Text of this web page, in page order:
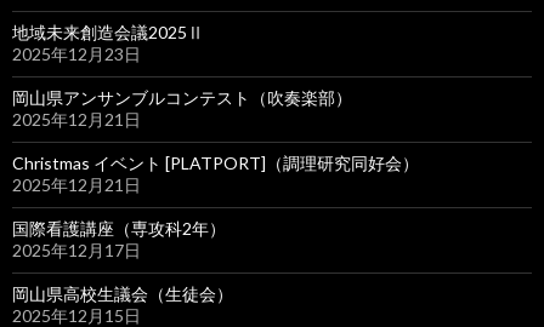
地域未来創造会議2025Ⅱ
2025年12月23日
岡山県アンサンブルコンテスト（吹奏楽部）
2025年12月21日
Christmas イベント [PLATPORT]（調理研究同好会）
2025年12月21日
国際看護講座（専攻科2年）
2025年12月17日
岡山県高校生議会（生徒会）
2025年12月15日